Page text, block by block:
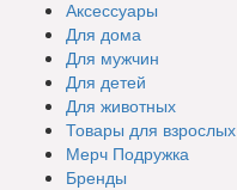
Аксессуары
Для дома
Для мужчин
Для детей
Для животных
Товары для взрослых
Мерч Подружка
Бренды